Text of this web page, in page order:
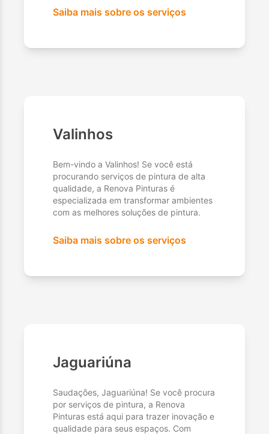
Saiba mais sobre os serviços
Valinhos
Bem-vindo a Valinhos! Se você está
procurando serviços de pintura de alta
qualidade, a Renova Pinturas é
especializada em transformar ambientes
com as melhores soluções de pintura.
Saiba mais sobre os serviços
Jaguariúna
Saudações, Jaguariúna! Se você procura
por serviços de pintura, a Renova
Pinturas está aqui para trazer inovação e
qualidade para seus espaços. Com